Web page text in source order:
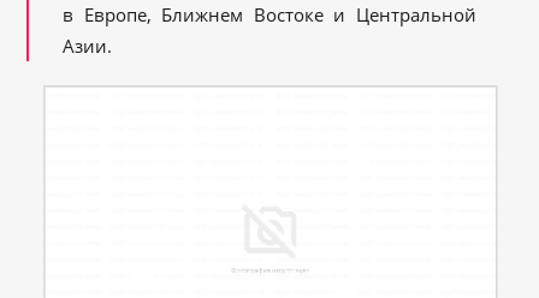
в Европе, Ближнем Востоке и Центральной
Азии.